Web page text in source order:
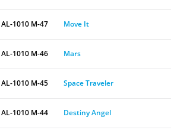
AL-1010 M-47 Move It
AL-1010 M-46 Mars
AL-1010 M-45 Space Traveler
AL-1010 M-44 Destiny Angel